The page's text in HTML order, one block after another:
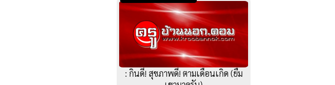
: กินดี! สุขภาพดี! ตามเดือนเกิด (ยืม